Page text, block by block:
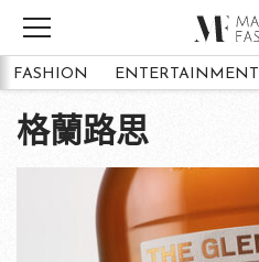
FASHION ENTERTAINMENT
格蘭路思